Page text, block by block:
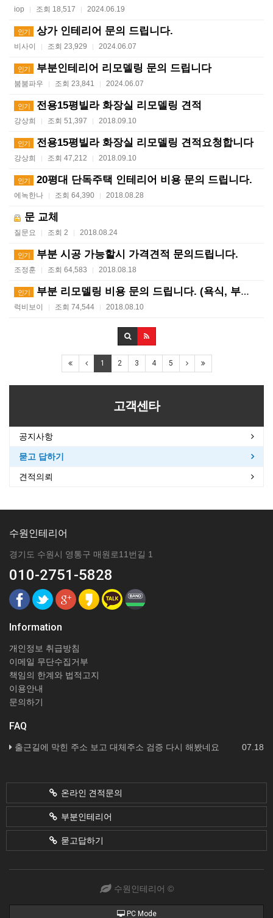
iop | 조회 18,517 | 2024.06.19
인기 상가 인테리어 문의 드립니다.
비사이 | 조회 23,929 | 2024.06.07
인기 부분인테리어 리모델링 문의 드립니다
붐붐파우 | 조회 23,841 | 2024.06.07
인기 전용15평빌라 화장실 리모델링 견적
강상희 | 조회 51,397 | 2018.09.10
인기 전용15평빌라 화장실 리모델링 견적요청합니다
강상희 | 조회 47,212 | 2018.09.10
인기 20평대 단독주택 인테리어 비용 문의 드립니다.
에녹한나 | 조회 64,390 | 2018.08.28
문 교체
질문요 | 조회 2 | 2018.08.24
인기 부분 시공 가능할시 가격견적 문의드립니다.
조정훈 | 조회 64,583 | 2018.08.18
인기 부분 리모델링 비용 문의 드립니다. (욕식, 부엌, 방…
럭비보이 | 조회 74,544 | 2018.08.10
1 2 3 4 5
고객센타
공지사항
묻고 답하기
견적의뢰
수원인테리어
경기도 수원시 영통구 매원로11번길 1
010-2751-5828
Information
개인정보 취급방침
이메일 무단수집거부
책임의 한계와 법적고지
이용안내
문의하기
FAQ
07.18
출근길에 막힌 주소 보고 대체주소 검증 다시 해봤네요
온라인 견적문의
부분인테리어
묻고답하기
수원인테리어 ©
PC Mode